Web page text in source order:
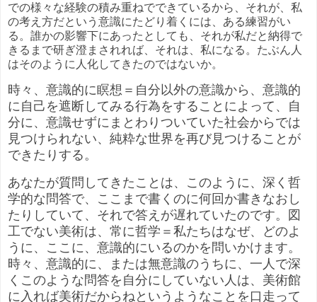
での様々な経験の積み重ねでできているから、それが、私
の考え方だという意識にたどり着くには、ある練習がい
る。誰かの影響下にあったとしても、それが私だと納得で
きるまで研ぎ澄まされれば、それは、私になる。たぶん人
はそのように人化してきたのではないか。
時々、意識的に瞑想＝自分以外の意識から、意識的
に自己を遮断してみる行為をすることによって、自
分に、意識せずにまとわりついていた社会からでは
見つけられない、純粋な世界を再び見つけることが
できたりする。
あなたが質問してきたことは、このように、深く哲
学的な問答で、ここまで書くのに何回か書きなおし
たりしていて、それで答えが遅れていたのです。図
工でない美術は、常に哲学＝私たちはなぜ、どのよ
うに、ここに、意識的にいるのかを問いかけます。
時々、意識的に、または無意識のうちに、一人で深
くこのような問答を自分にしていない人は、美術館
に入れば美術だからねというようなことを口走って